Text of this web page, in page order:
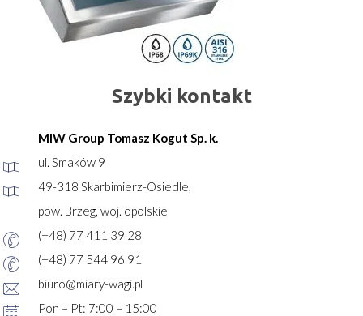
Szybki kontakt
MIW Group Tomasz Kogut Sp. k.
ul. Smaków 9
49-318 Skarbimierz-Osiedle,
pow. Brzeg, woj. opolskie
(+48) 77 411 39 28
(+48) 77 544 96 91
biuro@miary-wagi.pl
Pon – Pt: 7:00 – 15:00